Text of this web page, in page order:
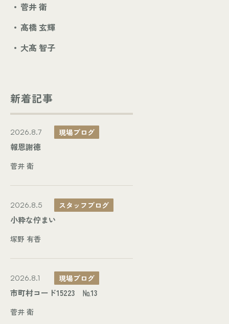
菅井 衛
髙橋 玄輝
大髙 智子
新着記事
2026.8.7 現場ブログ
報恩謝徳
菅井 衛
2026.8.5 スタッフブログ
小粋な佇まい
塚野 有香
2026.8.1 現場ブログ
市町村コード15223 №13
菅井 衛